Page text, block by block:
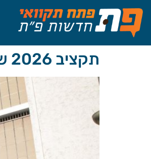
לתוכן
תקציב 2026 של עיריית פתח תקווה: 2.9 מיליארד ש"ח – ללא העלאת ארנונה